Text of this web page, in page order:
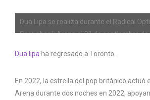
Dua Lipa se realiza durante el Radical
Scotiabank Arena el 01 de septiembre de
Dua lipa ha regresado a Toronto.
En 2022, la estrella del pop británico actuó
Arena durante dos noches en 2022,